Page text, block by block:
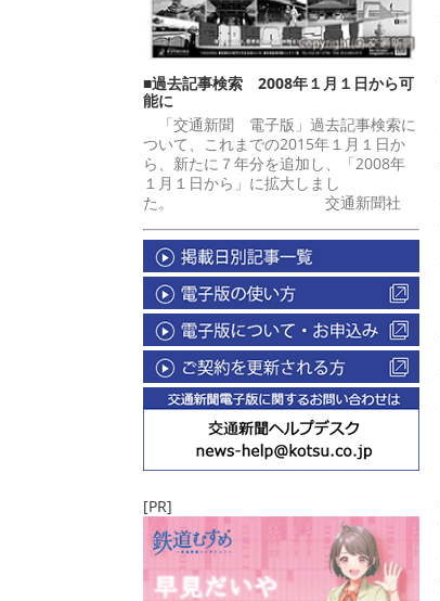
■過去記事検索 2008年１月１日から可
能に
「交通新聞 電子版」過去記事検索に
ついて、これまでの2015年１月１日か
ら、新たに７年分を追加し、「2008年
１月１日から」に拡大しまし
た。 交通新聞社
[PR]